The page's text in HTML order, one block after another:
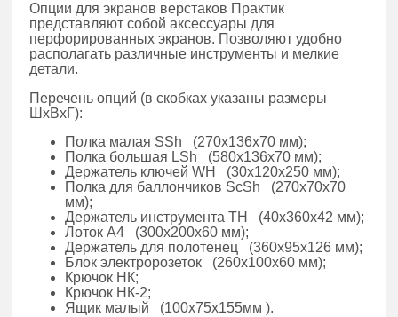
Опции для экранов верстаков Практик
представляют собой аксессуары для
перфорированных экранов. Позволяют удобно
располагать различные инструменты и мелкие
детали.
Перечень опций (в скобках указаны размеры
ШxВxГ):
Полка малая SSh (270x136x70 мм);
Полка большая LSh (580x136x70 мм);
Держатель ключей WH (30x120x250 мм);
Полка для баллончиков ScSh (270x70x70
мм);
Держатель инструмента TH (40x360x42 мм);
Лоток А4 (300x200x60 мм);
Держатель для полотенец (360x95x126 мм);
Блок электророзеток (260x100x60 мм);
Крючок НК;
Крючок НК-2;
Ящик малый (100x75x155мм ).